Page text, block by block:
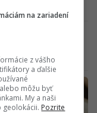
po každej párty.
opicu
na zariadení
z vášho
a ďalšie
môžu byť
My a naši
geolokácii. Pozrite